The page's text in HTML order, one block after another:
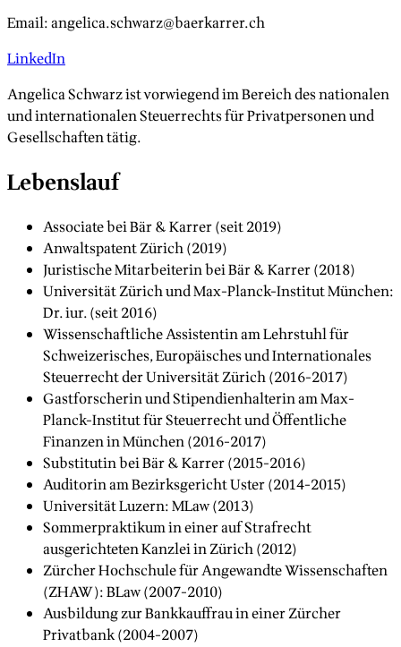
Email:angelica.schwarz@baerkarrer.ch
LinkedIn
Angelica Schwarz ist vorwiegend im Bereich des nationalen
und internationalen Steuerrechts für Privatpersonen und
Gesellschaften tätig.
Lebenslauf
Associate bei Bär & Karrer (seit 2019)
Anwaltspatent Zürich (2019)
Juristische Mitarbeiterin bei Bär & Karrer (2018)
Universität Zürich und Max-Planck-Institut München:
Dr. iur. (seit 2016)
Wissenschaftliche Assistentin am Lehrstuhl für
Schweizerisches, Europäisches und Internationales
Steuerrecht der Universität Zürich (2016-2017)
Gastforscherin und Stipendienhalterin am Max-
Planck-Institut für Steuerrecht und Öffentliche
Finanzen in München (2016-2017)
Substitutin bei Bär & Karrer (2015-2016)
Auditorin am Bezirksgericht Uster (2014-2015)
Universität Luzern: MLaw (2013)
Sommerpraktikum in einer auf Strafrecht
ausgerichteten Kanzlei in Zürich (2012)
Zürcher Hochschule für Angewandte Wissenschaften
(ZHAW): BLaw (2007-2010)
Ausbildung zur Bankkauffrau in einer Zürcher
Privatbank (2004-2007)